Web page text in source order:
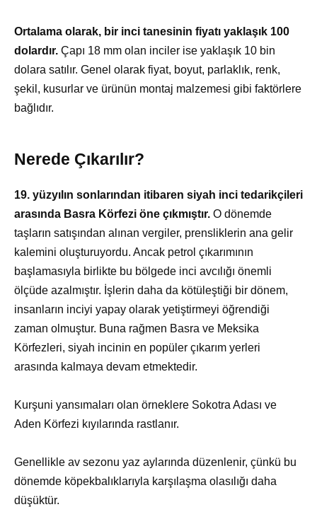
Ortalama olarak, bir inci tanesinin fiyatı yaklaşık 100
dolardır. Çapı 18 mm olan inciler ise yaklaşık 10 bin
dolara satılır. Genel olarak fiyat, boyut, parlaklık, renk,
şekil, kusurlar ve ürünün montaj malzemesi gibi faktörlere
bağlıdır.
Nerede Çıkarılır?
19. yüzyılın sonlarından itibaren siyah inci tedarikçileri
arasında Basra Körfezi öne çıkmıştır. O dönemde
taşların satışından alınan vergiler, prensliklerin ana gelir
kalemini oluşturuyordu. Ancak petrol çıkarımının
başlamasıyla birlikte bu bölgede inci avcılığı önemli
ölçüde azalmıştır. İşlerin daha da kötüleştiği bir dönem,
insanların inciyi yapay olarak yetiştirmeyi öğrendiği
zaman olmuştur. Buna rağmen Basra ve Meksika
Körfezleri, siyah incinin en popüler çıkarım yerleri
arasında kalmaya devam etmektedir.
Kurşuni yansımaları olan örneklere Sokotra Adası ve
Aden Körfezi kıyılarında rastlanır.
Genellikle av sezonu yaz aylarında düzenlenir, çünkü bu
dönemde köpekbalıklarıyla karşılaşma olasılığı daha
düşüktür.